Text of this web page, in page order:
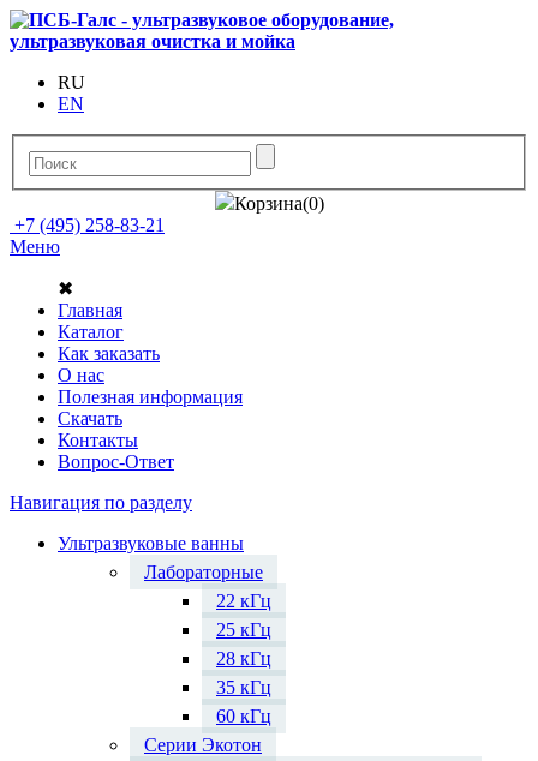
RU
EN
Корзина(0)
+7 (495) 258-83-21
Меню
✖
Главная
Каталог
Как заказать
О нас
Полезная информация
Скачать
Контакты
Вопрос-Ответ
Навигация по разделу
Ультразвуковые ванны
Лабораторные
22 кГц
25 кГц
28 кГц
35 кГц
60 кГц
Серии Экотон